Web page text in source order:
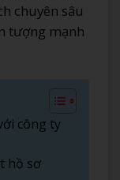
chuyên sâu
tượng mạnh
công ty
hồ sơ